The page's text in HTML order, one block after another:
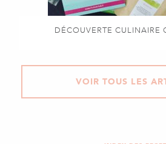
DÉCOUVERTE CULINAIRE
VOIR TOUS LES